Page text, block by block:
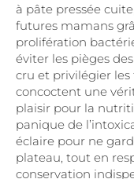
à pâte pressée
futures mamans
prolifération
éviter les pièges
cru et privilégier
concoctent une
plaisir pour la
panique de
éclaire pour ne
plateau, tout en
conservation